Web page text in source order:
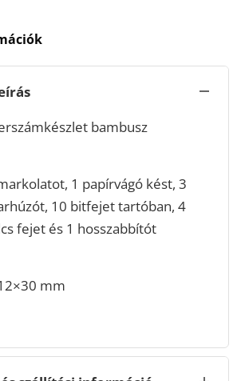
bambusz
1 papírvágó kést, 3
10 bitfejet tartóban, 4
fejet és 1 hosszabbítót
mm